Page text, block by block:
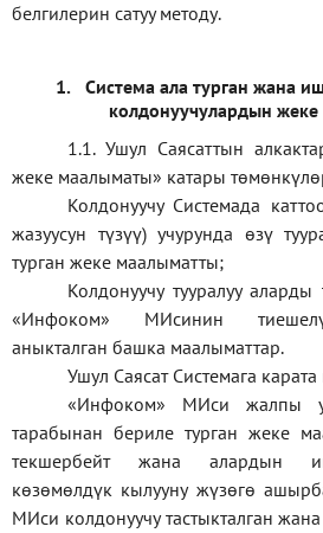
белгилерин сатуу методу.
1. Система ала турган жана
колдонуучулардын
1.1. Ушул Саясаттын
жеке маалыматы» катары
Колдонуучу Системада
жазуусун түзүү) учурунда өзү
турган жеке маалыматты;
Колдонуучу тууралуу
«Инфоком» МИсинин
аныкталган башка маалыматтар.
Ушул Саясат Системага
«Инфоком» МИси жалпы
тарабынан бериле турган жеке
текшербейт жана алардын
көзөмөлдүк кылууну жүзөгө
МИси колдонуучу тастыкталган